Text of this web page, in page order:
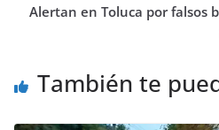
Alertan en Toluca por falsos
También te